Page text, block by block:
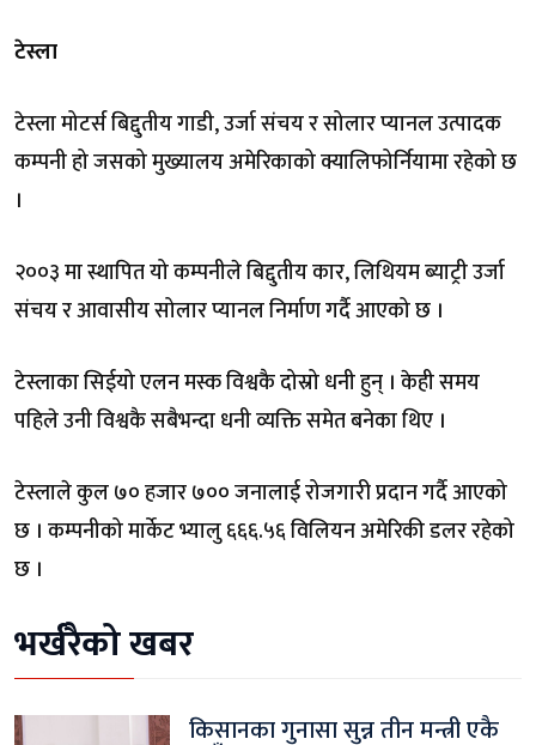
टेस्ला
टेस्ला मोटर्स बिद्दुतीय गाडी, उर्जा संचय र सोलार प्यानल उत्पादक
कम्पनी हो जसको मुख्यालय अमेरिकाको क्यालिफोर्नियामा रहेको छ
।
२००३ मा स्थापित यो कम्पनीले बिद्दुतीय कार, लिथियम ब्याट्री उर्जा
संचय र आवासीय सोलार प्यानल निर्माण गर्दै आएको छ ।
टेस्लाका सिईयो एलन मस्क विश्वकै दोस्रो धनी हुन् । केही समय
पहिले उनी विश्वकै सबैभन्दा धनी व्यक्ति समेत बनेका थिए ।
टेस्लाले कुल ७० हजार ७०० जनालाई रोजगारी प्रदान गर्दै आएको
छ । कम्पनीको मार्केट भ्यालु ६६६.५६ विलियन अमेरिकी डलर रहेको
छ ।
भर्खरैको खबर
किसानका गुनासा सुन्न तीन मन्त्री एकै